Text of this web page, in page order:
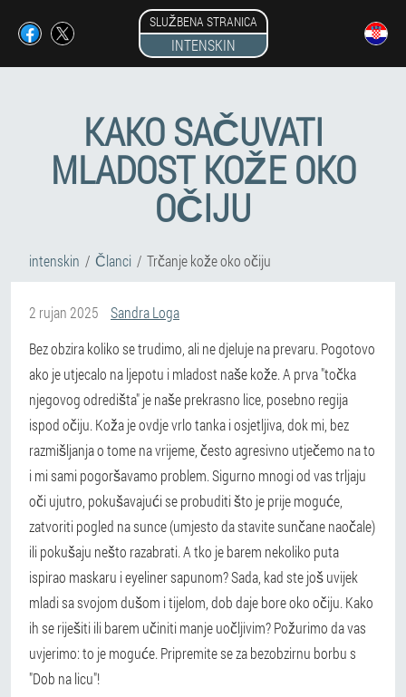
SLUŽBENA STRANICA
INTENSKIN
KAKO SAČUVATI
MLADOST KOŽE OKO
OČIJU
intenskin Članci Trčanje kože oko očiju
2 rujan 2025
Sandra Loga
Bez obzira koliko se trudimo, ali ne djeluje na prevaru. Pogotovo
ako je utjecalo na ljepotu i mladost naše kože. A prva "točka
njegovog odredišta" je naše prekrasno lice, posebno regija
ispod očiju. Koža je ovdje vrlo tanka i osjetljiva, dok mi, bez
razmišljanja o tome na vrijeme, često agresivno utječemo na to
i mi sami pogoršavamo problem. Sigurno mnogi od vas trljaju
oči ujutro, pokušavajući se probuditi što je prije moguće,
zatvoriti pogled na sunce (umjesto da stavite sunčane naočale)
ili pokušaju nešto razabrati. A tko je barem nekoliko puta
ispirao maskaru i eyeliner sapunom? Sada, kad ste još uvijek
mladi sa svojom dušom i tijelom, dob daje bore oko očiju. Kako
ih se riješiti ili barem učiniti manje uočljivim? Požurimo da vas
uvjerimo: to je moguće. Pripremite se za bezobzirnu borbu s
"Dob na licu"!